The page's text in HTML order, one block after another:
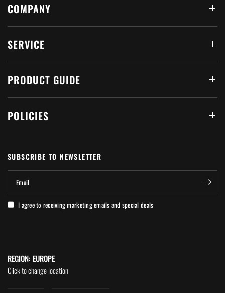
COMPANY
SERVICE
PRODUCT GUIDE
POLICIES
SUBSCRIBE TO NEWSLETTER
Email
I agree to receiving marketing emails and special deals
REGION: EUROPE
Click to change location